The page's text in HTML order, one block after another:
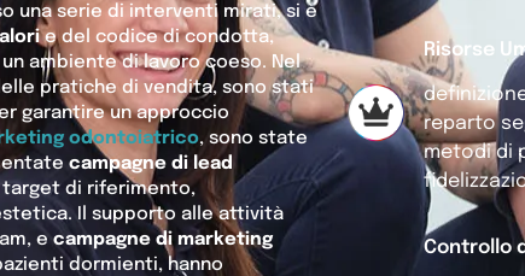
una serie di interventi mirati, si è
e del codice di condotta,
ambiente di lavoro coeso. Nel
pratiche di vendita, sono stati
garantire un approccio
odontoiatrico, sono state
campagne di lead
di riferimento,
Il supporto alle attività
e campagne di marketing
dormienti, hanno
Risorse
reparto
metodi di
Controllo